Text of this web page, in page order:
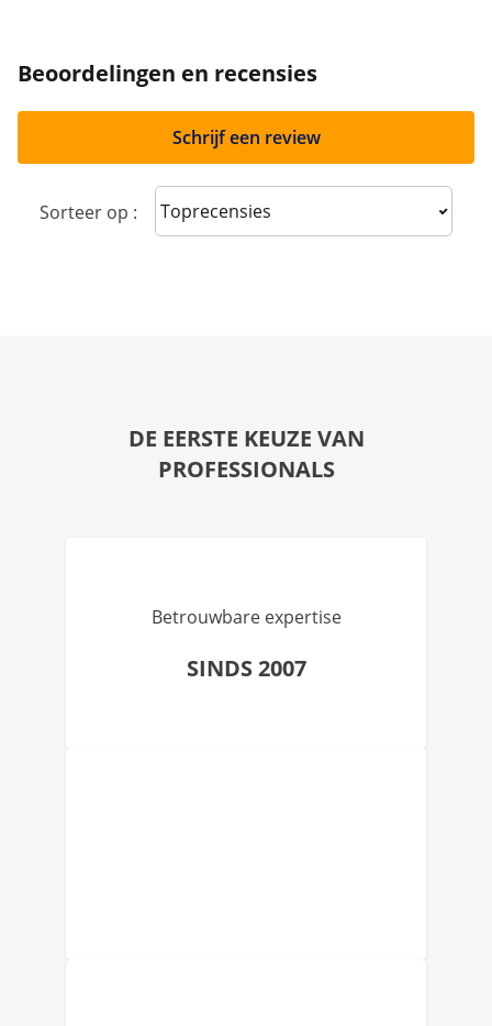
Beoordelingen en recensies
Schrijf een review
Sorteer op : Sort reviews
DE EERSTE KEUZE VAN
PROFESSIONALS
Betrouwbare expertise
SINDS 2007